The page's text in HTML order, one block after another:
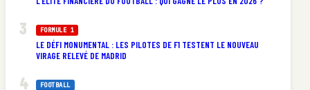
FORMULE 1
LE DÉFI MONUMENTAL : LES PILOTES DE F1 TESTENT LE NOUVEAU
VIRAGE RELEVÉ DE MADRID
FOOTBALL